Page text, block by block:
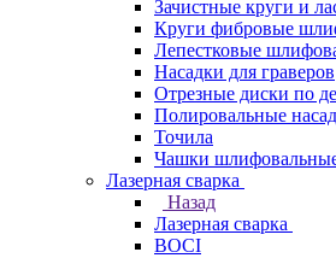
Зачистные круги и
Круги фибровые
Лепестковые
Насадки для граверов
Отрезные диски по
Полировальные
Точила
Чашки
Лазерная сварка
Назад
Лазерная сварка
BOCI